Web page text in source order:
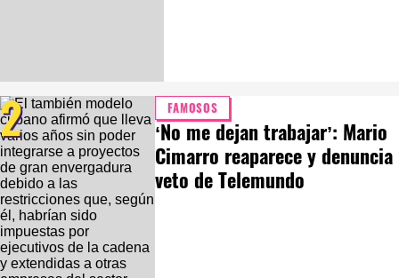
2 FAMOSOS
‘No me dejan trabajar’: Mario
Cimarro reaparece y denuncia
veto de Telemundo